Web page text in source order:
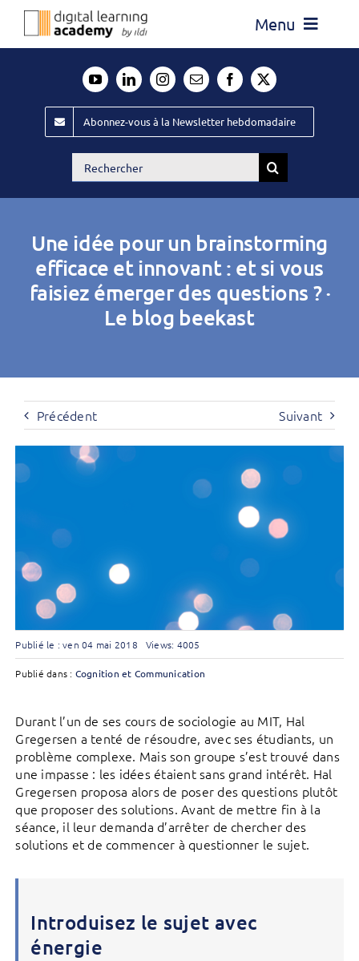
Passer
Menu
Évènements ILDI
Offres d’emploi
Publiez
Contact
Abonnez-vous à la Newsletter hebdomadaire
Rechercher:
Une idée pour un brainstorming
efficace et innovant : et si vous
faisiez émerger des questions ? ·
Le blog beekast
Précédent Suivant
Publié le : ven 04 mai 2018 Views: 4005
Publié dans : Cognition et Communication
Durant l’un de ses cours de sociologie au MIT, Hal
Gregersen a tenté de résoudre, avec ses étudiants, un
problème complexe. Mais son groupe s’est trouvé dans
une impasse : les idées étaient sans grand intérêt. Hal
Gregersen proposa alors de poser des questions plutôt
que proposer des solutions. Avant de mettre fin à la
séance, il leur demanda d’arrêter de chercher des
solutions et de commencer à questionner le sujet.
Introduisez le sujet avec
énergie